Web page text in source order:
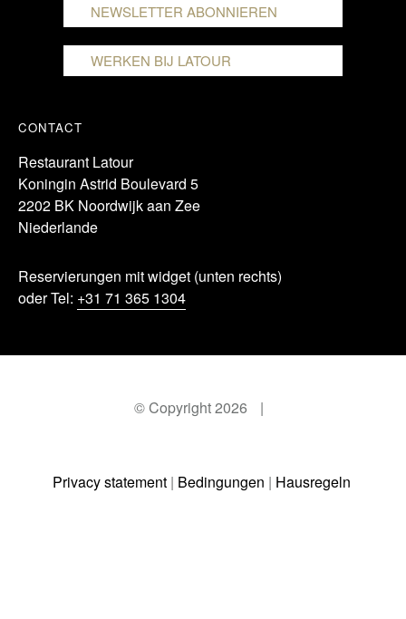
NEWSLETTER ABONNIEREN
WERKEN BIJ LATOUR
CONTACT
Restaurant Latour
Koningin Astrid Boulevard 5
2202 BK Noordwijk aan Zee
Niederlande
Reservierungen mit widget (unten rechts)
oder Tel: +31 71 365 1304
© Copyright 2026 |
Privacy statement| Bedingungen | Hausregeln